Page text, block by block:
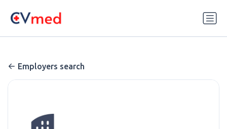
Employers search